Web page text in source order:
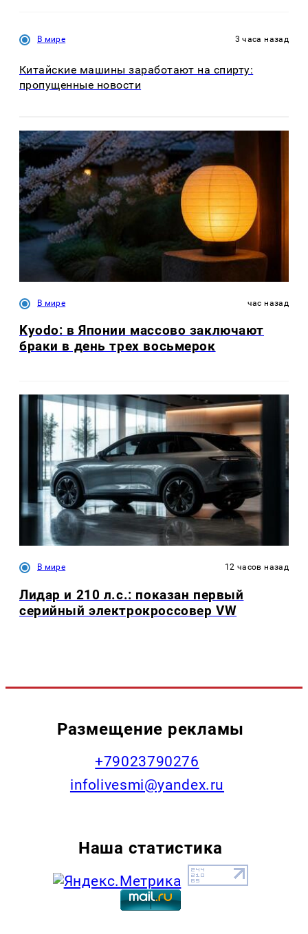
В мире 3 часа назад
Китайские машины заработают на спирту:
пропущенные новости
В мире час назад
Kyodo: в Японии массово заключают
браки в день трех восьмерок
В мире 12 часов назад
Лидар и 210 л.с.: показан первый
серийный электрокроссовер VW
Размещение рекламы
+79023790276
infolivesmi@yandex.ru
Наша статистика